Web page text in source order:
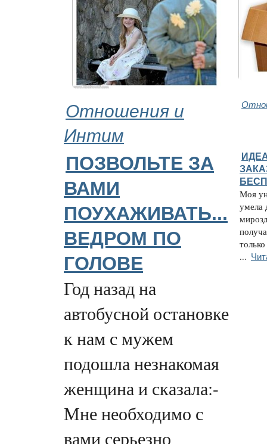
Отношения и
Интим
ПОЗВОЛЬТЕ ЗА
ВАМИ
ПОУХАЖИВАТЬ...
ВЕДРОМ ПО
ГОЛОВЕ
Год назад на
автобусной остановке
к нам с мужем
подошла незнакомая
женщина и сказала:-
Мне необходимо с
вами серьезно
Моя
умела
...